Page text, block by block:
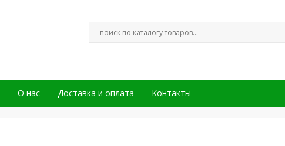
О нас Доставка и оплата Контакты